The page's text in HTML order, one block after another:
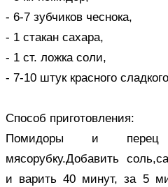
- 6-7 зубчиков чеснока,
- 1 стакан сахара,
- 1 ст. ложка соли,
- 7-10 штук красного
Способ приготовления:
Помидоры и перец
мясорубку.Добавить
и варить 40 минут, за 5